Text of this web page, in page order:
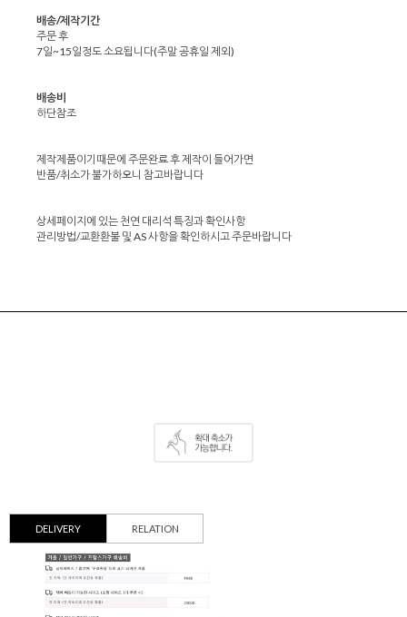
배송/제작기간
주문 후
7일~15일정도 소요됩니다(주말 공휴일 제외)
배송비
하단참조
제작제품이기때문에 주문완료 후 제작이 들어가면
반품/취소가 불가하오니 참고바랍니다
상세페이지에 있는 천연 대리석 특징과 확인사항
관리방법/교환환불 및 AS 사항을 확인하시고 주문바랍니다
DELIVERY RELATION